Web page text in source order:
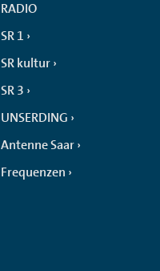
RADIO
SR 1
SR kultur
SR 3
UNSERDING
Antenne Saar
Frequenzen